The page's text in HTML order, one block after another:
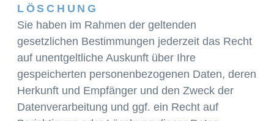
LÖSCHUNG
Sie haben im Rahmen der geltenden
gesetzlichen Bestimmungen jederzeit das Recht
auf unentgeltliche Auskunft über Ihre
gespeicherten personenbezogenen Daten, deren
Herkunft und Empfänger und den Zweck der
Datenverarbeitung und ggf. ein Recht auf